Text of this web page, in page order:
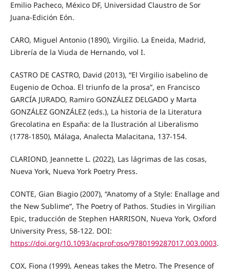
Emilio Pacheco, México DF, Universidad Claustro de Sor
Juana-Edición Eón.
CARO, Miguel Antonio (1890), Virgilio. La Eneida, Madrid,
Librería de la Viuda de Hernando, vol I.
CASTRO DE CASTRO, David (2013), “El Virgilio isabelino de
Eugenio de Ochoa. El triunfo de la prosa”, en Francisco
GARCÍA JURADO, Ramiro GONZÁLEZ DELGADO y Marta
GONZÁLEZ GONZÁLEZ (eds.), La historia de la Literatura
Grecolatina en España: de la Ilustración al Liberalismo
(1778-1850), Málaga, Analecta Malacitana, 137-154.
CLARIOND, Jeannette L. (2022), Las lágrimas de las cosas,
Nueva York, Nueva York Poetry Press.
CONTE, Gian Biagio (2007), “Anatomy of a Style: Enallage and
the New Sublime”, The Poetry of Pathos. Studies in Virgilian
Epic, traducción de Stephen HARRISON, Nueva York, Oxford
University Press, 58-122. DOI:
https://doi.org/10.1093/acprof:oso/9780199287017.003.0003.
COX, Fiona (1999), Aeneas takes the Metro. The Presence of